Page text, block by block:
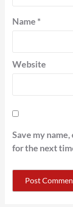
Name *
Website
Save my
for the next